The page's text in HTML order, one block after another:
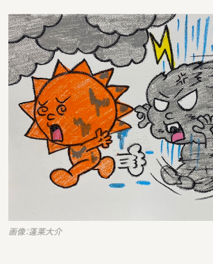
画像：蓬莱大介